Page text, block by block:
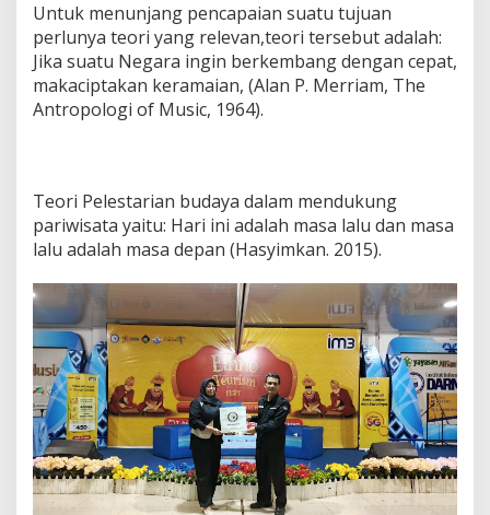
Untuk menunjang pencapaian suatu tujuan
perlunya teori yang relevan,teori tersebut adalah:
Jika suatu Negara ingin berkembang dengan cepat,
makaciptakan keramaian, (Alan P. Merriam, The
Antropologi of Music, 1964).
Teori Pelestarian budaya dalam mendukung
pariwisata yaitu: Hari ini adalah masa lalu dan masa
lalu adalah masa depan (Hasyimkan. 2015).